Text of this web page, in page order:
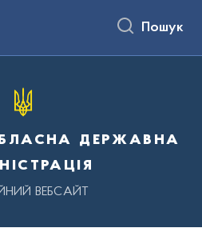
Пошук
державна
ВЕБСАЙТ